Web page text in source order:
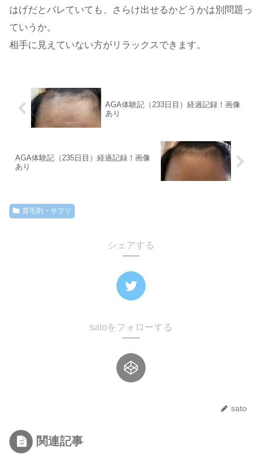
はげだとバレていても、さらけ出せるかどうかは別問題っ
ていうか。
相手に見えていない方がリラックスできます。
AGA体験記（233日目）経過記録！画像
あり
AGA体験記（235日目）経過記録！画像
あり
育毛剤・サプリ
シェアする
satoをフォローする
sato
関連記事